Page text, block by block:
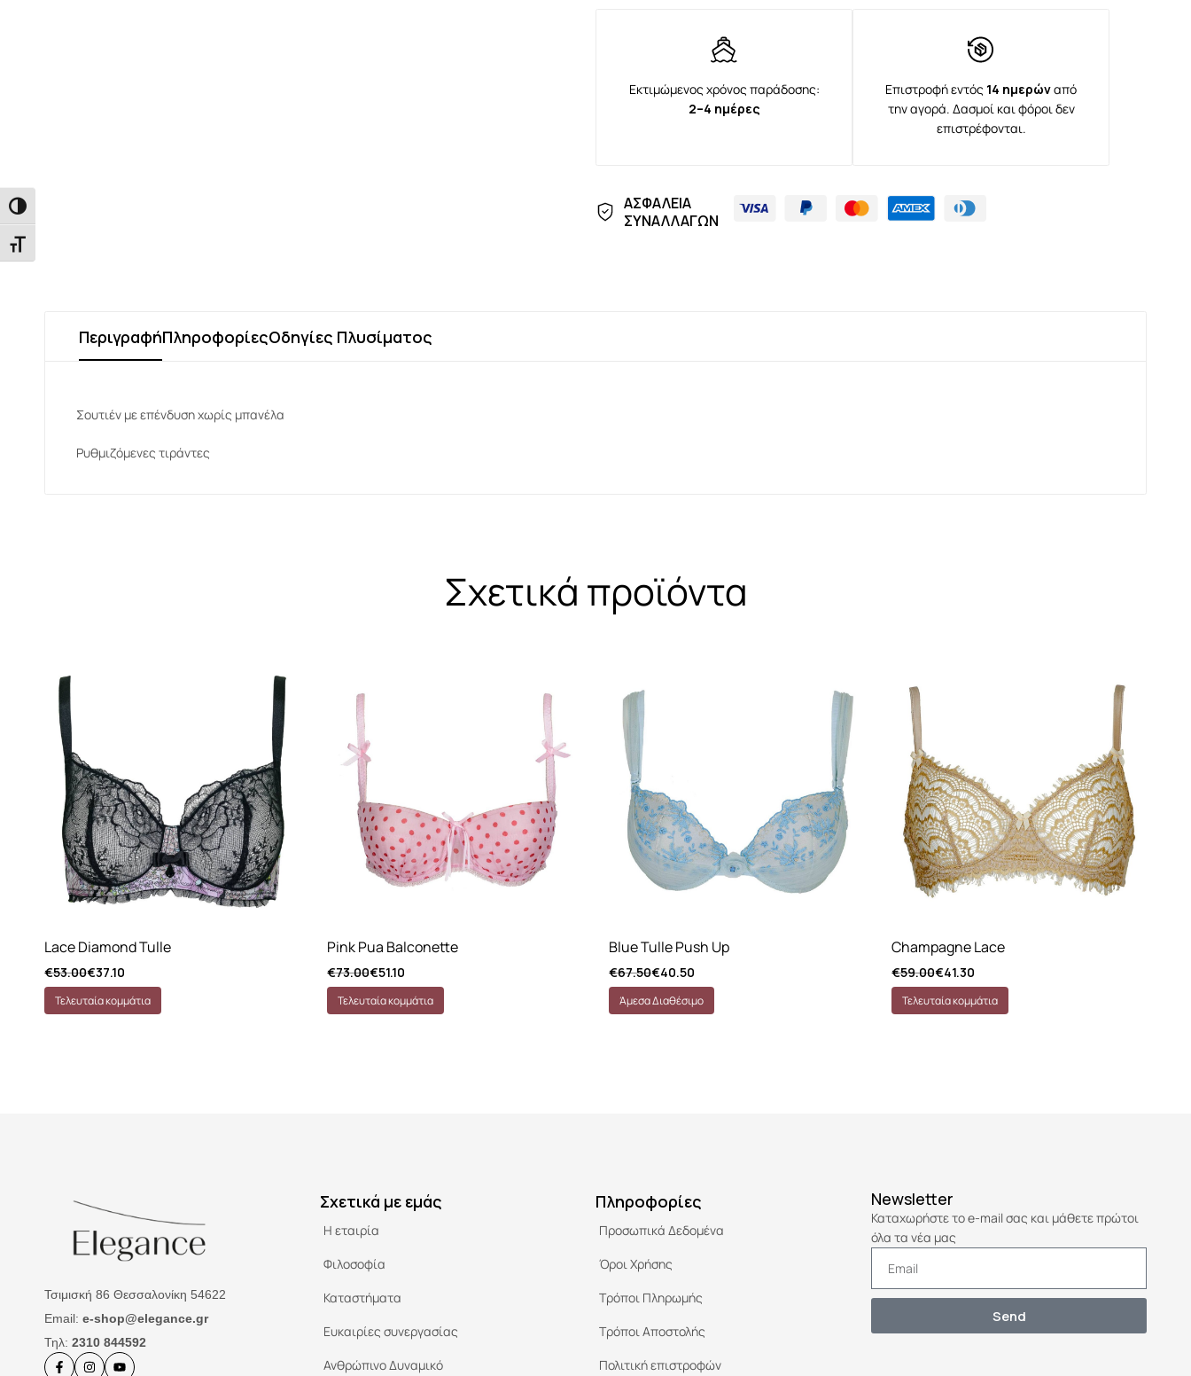
Εναλλαγή Υψηλής Αντίθεσης
Εναλλαγή Μεγέθους Γραμμάτων
Εκτιμώμενος χρόνος παράδοσης:
2–4 ημέρες
Επιστροφή εντός 14 ημερώναπό
την αγορά. Δασμοί και φόροι δεν
επιστρέφονται.
ΑΣΦΑΛΕΙΑ
ΣΥΝΑΛΛΑΓΩΝ
ΠεριγραφήΠληροφορίεςΟδηγίες Πλυσίματος
Σουτιέν με επένδυση χωρίς μπανέλα
Ρυθμιζόμενες τιράντες
Σχετικά προϊόντα
Lace Diamond Tulle
€53.00€37.10
Τελευταία κομμάτια
Pink Pua Balconette
€73.00€51.10
Τελευταία κομμάτια
Blue Tulle Push Up
€67.50€40.50
Άμεσα Διαθέσιμο
Champagne Lace
€59.00€41.30
Τελευταία κομμάτια
Τσιμισκή 86 Θεσσαλονίκη 54622
Email: e-shop@elegance.gr
Τηλ: 2310 844592
Σχετικά με εμάς
Η εταιρία
Φιλοσοφία
Καταστήματα
Ευκαιρίες συνεργασίας
Ανθρώπινο Δυναμικό
Πληροφορίες
Προσωπικά Δεδομένα
Όροι Χρήσης
Τρόποι Πληρωμής
Τρόποι Αποστολής
Πολιτική επιστροφών
Newsletter
Καταχωρήστε το e-mail σας και μάθετε πρώτοι
όλα τα νέα μας
Send